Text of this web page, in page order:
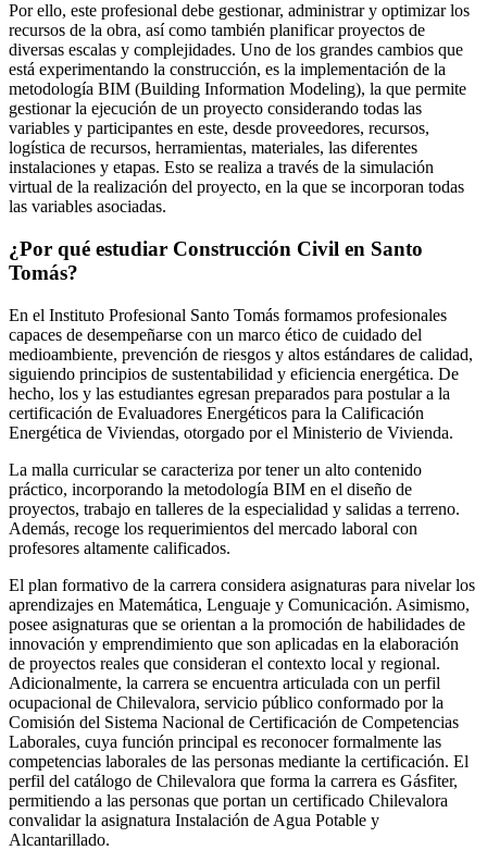
Por ello, este profesional debe gestionar, administrar y optimizar los
recursos de la obra, así como también planificar proyectos de
diversas escalas y complejidades. Uno de los grandes cambios que
está experimentando la construcción, es la implementación de la
metodología BIM (Building Information Modeling), la que permite
gestionar la ejecución de un proyecto considerando todas las
variables y participantes en este, desde proveedores, recursos,
logística de recursos, herramientas, materiales, las diferentes
instalaciones y etapas. Esto se realiza a través de la simulación
virtual de la realización del proyecto, en la que se incorporan todas
las variables asociadas.
¿Por qué estudiar Construcción Civil en Santo
Tomás?
En el Instituto Profesional Santo Tomás formamos profesionales
capaces de desempeñarse con un marco ético de cuidado del
medioambiente, prevención de riesgos y altos estándares de calidad,
siguiendo principios de sustentabilidad y eficiencia energética. De
hecho, los y las estudiantes egresan preparados para postular a la
certificación de Evaluadores Energéticos para la Calificación
Energética de Viviendas, otorgado por el Ministerio de Vivienda.
La malla curricular se caracteriza por tener un alto contenido
práctico, incorporando la metodología BIM en el diseño de
proyectos, trabajo en talleres de la especialidad y salidas a terreno.
Además, recoge los requerimientos del mercado laboral con
profesores altamente calificados.
El plan formativo de la carrera considera asignaturas para nivelar los
aprendizajes en Matemática, Lenguaje y Comunicación. Asimismo,
posee asignaturas que se orientan a la promoción de habilidades de
innovación y emprendimiento que son aplicadas en la elaboración
de proyectos reales que consideran el contexto local y regional.
Adicionalmente, la carrera se encuentra articulada con un perfil
ocupacional de Chilevalora, servicio público conformado por la
Comisión del Sistema Nacional de Certificación de Competencias
Laborales, cuya función principal es reconocer formalmente las
competencias laborales de las personas mediante la certificación. El
perfil del catálogo de Chilevalora que forma la carrera es Gásfiter,
permitiendo a las personas que portan un certificado Chilevalora
convalidar la asignatura Instalación de Agua Potable y
Alcantarillado.